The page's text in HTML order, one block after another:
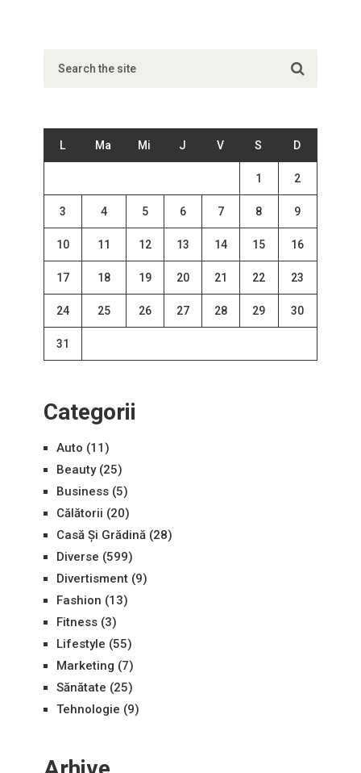
L Ma Mi J V S D
1 2
3 4 5 6 7 8 9
10 11 12 13 14 15 16
17 18 19 20 21 22 23
24 25 26 27 28 29 30
31
Categorii
Auto (11)
Beauty(25)
Business(5)
Călătorii (20)
Casă Și Grădină(28)
Diverse (599)
Divertisment(9)
Fashion (13)
Fitness(3)
Lifestyle (55)
Marketing (7)
Sănătate (25)
Tehnologie (9)